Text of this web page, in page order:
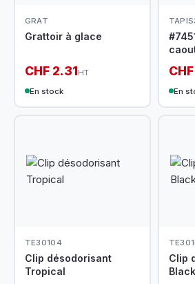
GRAT
Grattoir à glace
CHF 2.31HT
En stock
En
TE30104
Clip désodorisant
Tropical
Clip